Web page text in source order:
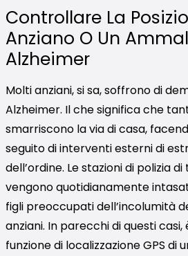
Controllare La
Anziano O Un
Alzheimer
Molti anziani, si sa, soffrono di
Alzheimer. Il che significa che
smarriscono la via di casa,
seguito di interventi esterni di
dell’ordine. Le stazioni di polizia
vengono quotidianamente
figli preoccupati dell’incolumità
anziani. In parecchi di questi
funzione di localizzazione GPS di